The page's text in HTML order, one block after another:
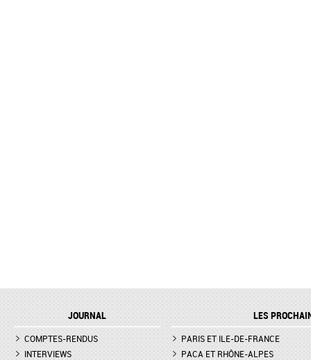
JOURNAL
COMPTES-RENDUS
INTERVIEWS
LES
PARIS ET ILE-DE-FRANCE
PACA ET RHÔNE-ALPES